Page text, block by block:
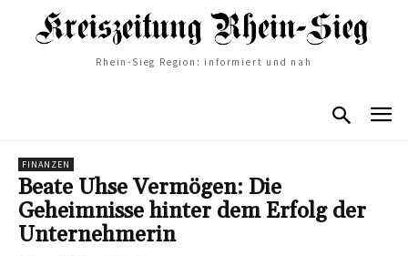
Rhein-Sieg Region: informiert und nah
FINANZEN
Beate Uhse Vermögen: Die
Geheimnisse hinter dem Erfolg der
Unternehmerin